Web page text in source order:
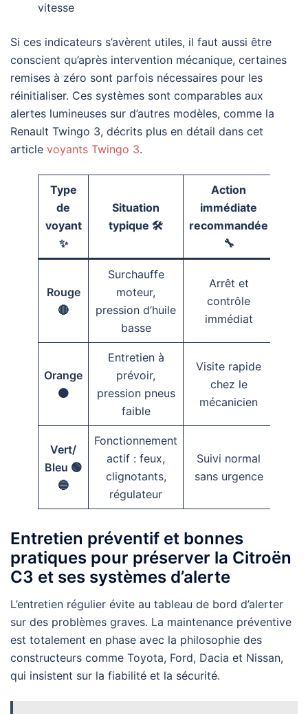
vitesse
Si ces indicateurs s’avèrent utiles, il faut aussi être
conscient qu’après intervention mécanique, certaines
remises à zéro sont parfois nécessaires pour les
réinitialiser. Ces systèmes sont comparables aux
alertes lumineuses sur d’autres modèles, comme la
Renault Twingo 3, décrits plus en détail dans cet
article voyants Twingo 3.
Type
de
voyant
✨
Situation
typique 🛠️
Action
immédiate
recommandée
🔧
Rouge
🔴
Surchauffe
moteur,
pression d’huile
basse
Arrêt et
contrôle
immédiat
Orange
🟠
Entretien à
prévoir,
pression pneus
faible
Visite rapide
chez le
mécanicien
Vert/
Bleu 🟢
🔵
Fonctionnement
actif : feux,
clignotants,
régulateur
Suivi normal
sans urgence
Entretien préventif et bonnes
pratiques pour préserver la Citroën
C3 et ses systèmes d’alerte
L’entretien régulier évite au tableau de bord d’alerter
sur des problèmes graves. La maintenance préventive
est totalement en phase avec la philosophie des
constructeurs comme Toyota, Ford, Dacia et Nissan,
qui insistent sur la fiabilité et la sécurité.